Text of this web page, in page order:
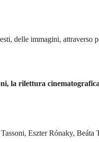
delle immagini, attraverso
la rilettura
Eszter Rónaky, Beáta